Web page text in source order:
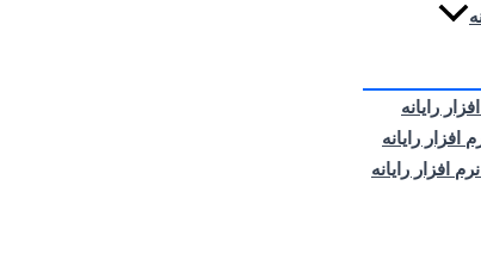
رایانه
افزار رایانه
افزار رایانه